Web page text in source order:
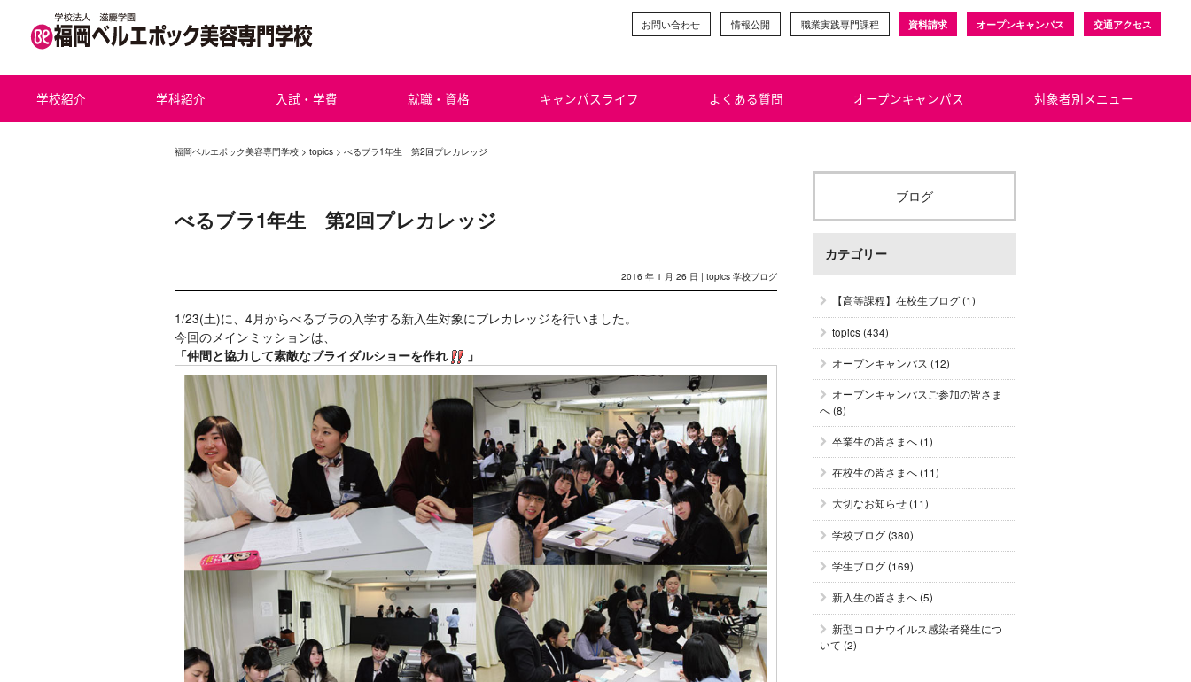
お問い合わせ 情報公開 職業実践専門課程 資料請求 オープンキャンパス 交通アクセス
学校紹介 学科紹介 入試・学費 就職・資格 キャンパスライフ よくある質問 オープンキャンパス 対象者別メニュー
福岡ベルエポック美容専門学校 > topics > べるブラ1年生 第2回プレカレッジ
べるブラ1年生 第2回プレカレッジ
2016 年 1 月 26 日 | topics 学校ブログ
1/23(土)に、4月からべるブラの入学する新入生対象にプレカレッジを行いました。
今回のメインミッションは、
「仲間と協力して素敵なブライダルショーを作れ 」
ブログ
カテゴリー
【高等課程】在校生ブログ(1)
topics(434)
オープンキャンパス (12)
オープンキャンパスご参加の皆さま
へ(8)
卒業生の皆さまへ(1)
在校生の皆さまへ(11)
大切なお知らせ(11)
学校ブログ(380)
学生ブログ(169)
新入生の皆さまへ(5)
新型コロナウイルス感染者発生につ
いて (2)